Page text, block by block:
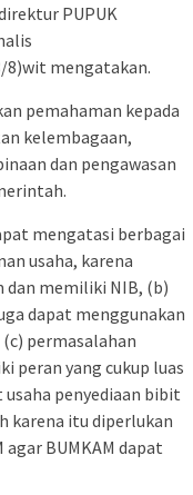
PUPUK
8)wit mengatakan.
pemahaman kepada
kelembagaan,
dan pengawasan
mengatasi berbagai
usaha, karena
dan memiliki NIB, (b)
dapat menggunakan
(c) permasalahan
peran yang cukup luas
penyediaan bibit
karena itu diperlukan
BUMKAM dapat